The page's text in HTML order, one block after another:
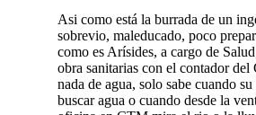
Asi como está la burrada de un
sobrevio, maleducado, poco
como es Arísides, a cargo de
obra sanitarias con el contador del
nada de agua, solo sabe cuando
buscar agua o cuando desde la